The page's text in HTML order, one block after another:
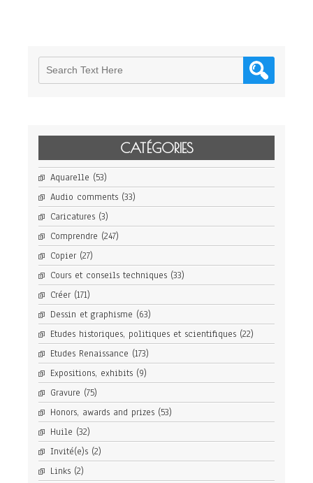
CATÉGORIES
Aquarelle (53)
Audio comments (33)
Caricatures (3)
Comprendre (247)
Copier (27)
Cours et conseils techniques (33)
Créer (171)
Dessin et graphisme (63)
Etudes historiques, politiques et scientifiques (22)
Etudes Renaissance (173)
Expositions, exhibits (9)
Gravure (75)
Honors, awards and prizes (53)
Huile (32)
Invité(e)s (2)
Links (2)